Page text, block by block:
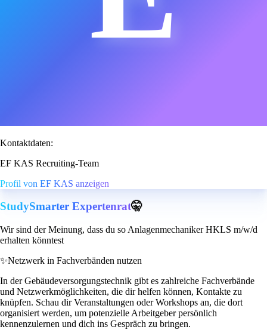
Kontaktdaten:
EF KAS Recruiting-Team
Profil von EF KAS anzeigen
StudySmarter Expertenrat🤫
Wir sind der Meinung, dass du so Anlagenmechaniker HKLS m/w/d
erhalten könntest
✨Netzwerk in Fachverbänden nutzen
In der Gebäudeversorgungstechnik gibt es zahlreiche Fachverbände
und Netzwerkmöglichkeiten, die dir helfen können, Kontakte zu
knüpfen. Schau dir Veranstaltungen oder Workshops an, die dort
organisiert werden, um potenzielle Arbeitgeber persönlich
kennenzulernen und dich ins Gespräch zu bringen.